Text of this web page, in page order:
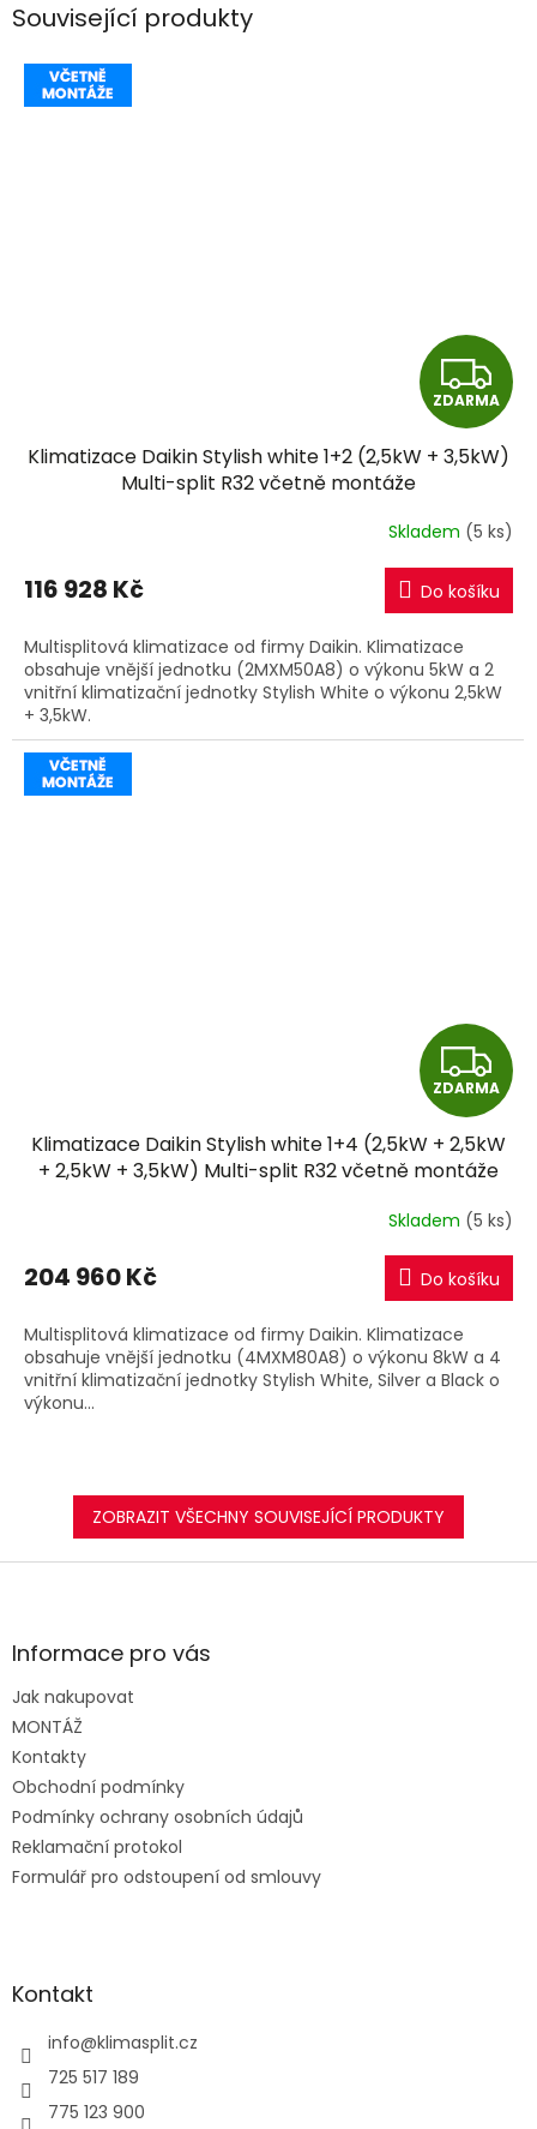
Související produkty
Z
D
A
R
M
A
ZDARMA
Klimatizace Daikin Stylish white 1+2 (2,5kW + 3,5kW)
Multi-split R32 včetně montáže
Skladem (5 ks)
116 928 Kč Do košíku
Multisplitová klimatizace od firmy Daikin. Klimatizace
obsahuje vnější jednotku (2MXM50A8) o výkonu 5kW a 2
vnitřní klimatizační jednotky Stylish White o výkonu 2,5kW
+ 3,5kW.
Z
D
A
R
M
A
ZDARMA
Klimatizace Daikin Stylish white 1+4 (2,5kW + 2,5kW
+ 2,5kW + 3,5kW) Multi-split R32 včetně montáže
Skladem (5 ks)
204 960 Kč Do košíku
Multisplitová klimatizace od firmy Daikin. Klimatizace
obsahuje vnější jednotku (4MXM80A8) o výkonu 8kW a 4
vnitřní klimatizační jednotky Stylish White, Silver a Black o
výkonu...
ZOBRAZIT VŠECHNY SOUVISEJÍCÍ PRODUKTY
Z
aInformace pro vás
Jak nakupovat
MONTÁŽ
Kontakty
Obchodní podmínky
Podmínky ochrany osobních údajů
Reklamační protokol
Formulář pro odstoupení od smlouvy
Kontakt
info@klimasplit.cz
725 517 189
775 123 900